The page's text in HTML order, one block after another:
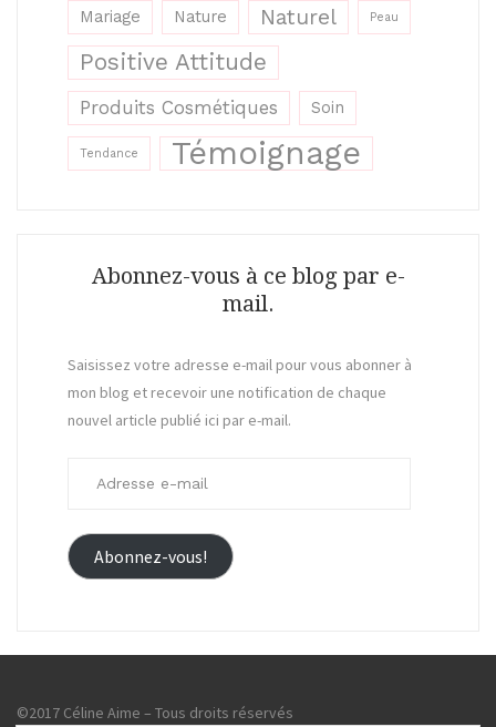
Mariage Nature Naturel Peau
Positive Attitude
Produits Cosmétiques Soin
Tendance Témoignage
Abonnez-vous à ce blog par e-
mail.
Saisissez votre adresse e-mail pour vous abonner à
mon blog et recevoir une notification de chaque
nouvel article publié ici par e-mail.
Abonnez-vous!
©2017 Céline Aime – Tous droits réservés